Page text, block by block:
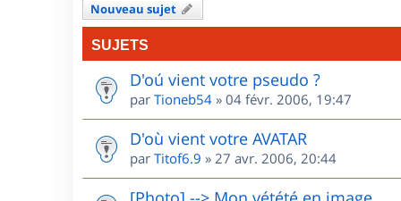
Nouveau sujet
SUJETS
D'oú vient votre pseudo ?
par Tioneb54 » 04 févr. 2006, 19:47
D'où vient votre AVATAR
par Titof6.9 » 27 avr. 2006, 20:44